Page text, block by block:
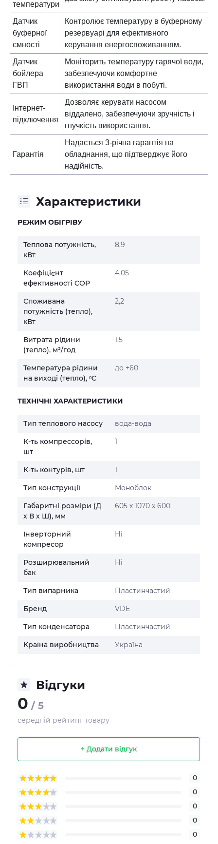
температури
Датчик
буферної
ємності
Контролює температуру в буферному
резервуарі для ефективного
керування енергоспоживанням.
Датчик
бойлера
ГВП
Моніторить температуру гарячої води,
забезпечуючи комфортне
використання води в побуті.
Інтернет-
підключення
Дозволяє керувати насосом
віддалено, забезпечуючи зручність і
гнучкість використання.
Гарантія
Надається 3-річна гарантія на
обладнання, що підтверджує його
надійність.
Характеристики
РЕЖИМ ОБІГРІВУ
Теплова потужність,
кВт
8,9
Коефіцієнт
ефективності COP
4,05
Споживана
потужність (тепло),
кВт
2,2
Витрата рідини
(тепло), м³/год
1,5
Температура рідини
на виході (тепло), ᵒС
до +60
ТЕХНІЧНІ ХАРАКТЕРИСТИКИ
Тип теплового насосу вода-вода
К-ть компрессорів,
шт
1
К-ть контурів, шт 1
Тип конструкції Моноблок
Габаритні розміри (Д
х В х Ш), мм
605 х 1070 х 600
Інверторний
компресор
Ні
Розширювальний
бак
Ні
Тип випарника Пластинчастий
Бренд VDE
Тип конденсатора Пластинчастий
Країна виробництва Україна
Відгуки
0 / 5
середній рейтинг товару
+ Додати відгук
0
0
0
0
0